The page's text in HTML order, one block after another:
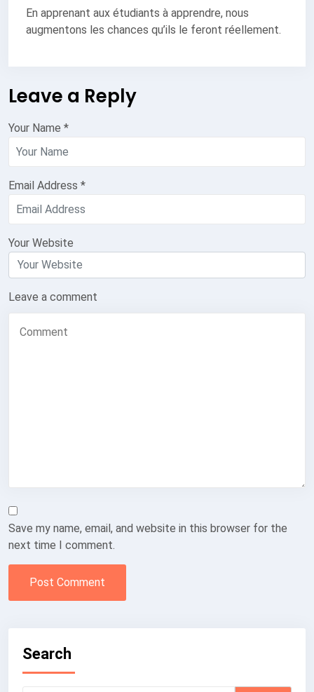
En apprenant aux étudiants à apprendre, nous
augmentons les chances qu’ils le feront réellement.
Leave a Reply
Your Name *
Email Address *
Your Website
Leave a comment
Save my name, email, and website in this browser for the
next time I comment.
Search